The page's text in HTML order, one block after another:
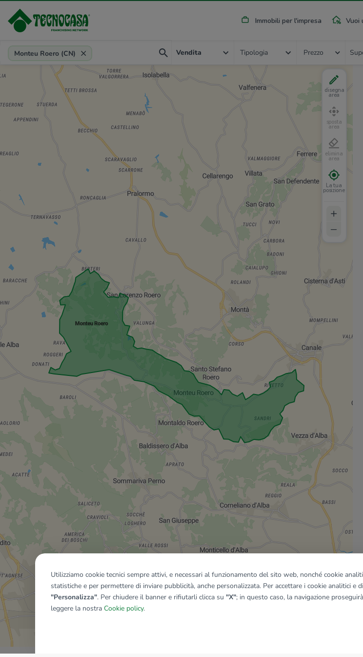
Immobili per l'impresa Vuoi
Provincia, comune, zona, riferimento
Monteu Roero (CN) Vendita Tipologia Prezzo
disegna
area
sposta
area
elimina
area
La tua
posizione
+
–
Mostra tutti gli immobili del riquadro
Utilizziamo cookie tecnici sempre attivi, e necessari al funzionamento del sito web, nonché cookie
statistiche e per permettere di inviare pubblicità, anche personalizzata. Per accettare i cookie analitici e
"Personalizza". Per chiudere il banner e rifiutarli clicca su "X"; in questo caso, la navigazione
leggere la nostra Cookie policy.